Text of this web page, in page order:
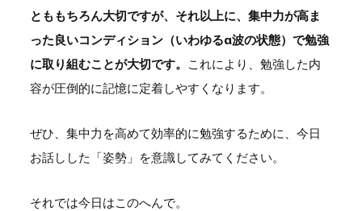
とももちろん大切ですが、それ以上に、集中力が高ま
った良いコンディション（いわゆるα波の状態）で勉強
に取り組むことが大切です。 これにより、勉強した内
容が圧倒的に記憶に定着しやすくなります。
ぜひ、集中力を高めて効率的に勉強するために、今日
お話しした「姿勢」を意識してみてください。
それでは今日はこのへんで。